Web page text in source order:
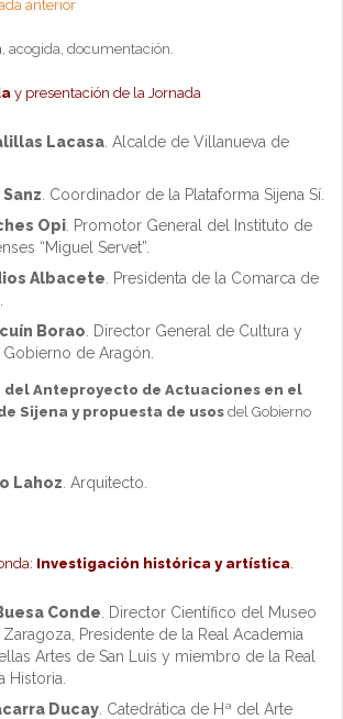
anterior
, acogida, documentación.
y presentación de la Jornada
Lacasa . Alcalde de Villanueva de
. Coordinador de la Plataforma Sijena Sí.
Opi . Promotor General del Instituto de
“Miguel Servet”.
Albacete . Presidenta de la Comarca de
Borao . Director General de Cultura y
de Aragón.
del Anteproyecto de Actuaciones en el
Sijena y propuesta de usos del Gobierno
Lahoz . Arquitecto.
Investigación histórica y artística
Conde . Director Científico del Museo
Presidente de la Real Academia
Artes de San Luis y miembro de la Real
Historia.
Ducay . Catedrática de Hª del Arte